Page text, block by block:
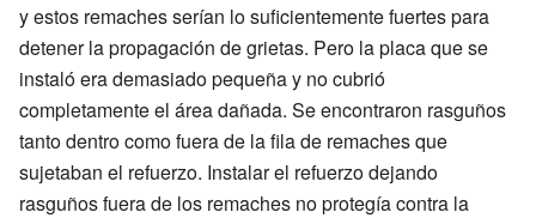
y estos remaches serían lo suficientemente fuertes para
detener la propagación de grietas. Pero la placa que se
instaló era demasiado pequeña y no cubrió
completamente el área dañada. Se encontraron rasguños
tanto dentro como fuera de la fila de remaches que
sujetaban el refuerzo. Instalar el refuerzo dejando
rasguños fuera de los remaches no protegía contra la